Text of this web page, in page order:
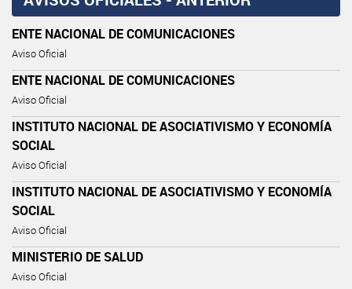
ENTE NACIONAL DE COMUNICACIONES
Aviso Oficial
ENTE NACIONAL DE COMUNICACIONES
Aviso Oficial
INSTITUTO NACIONAL DE ASOCIATIVISMO Y ECONOMÍA
SOCIAL
Aviso Oficial
INSTITUTO NACIONAL DE ASOCIATIVISMO Y ECONOMÍA
SOCIAL
Aviso Oficial
MINISTERIO DE SALUD
Aviso Oficial